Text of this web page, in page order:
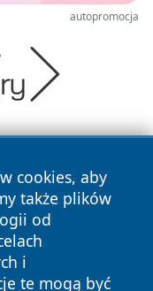
autopromocja
cookies, aby
także plików
od
i
te mogą być
prawa